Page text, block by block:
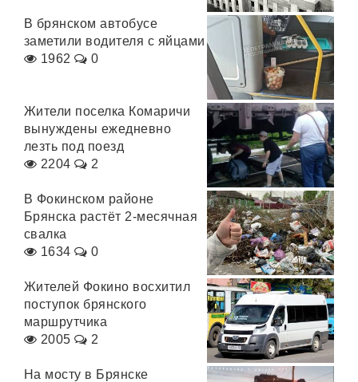
В брянском автобусе
заметили водителя с яйцами
1962
0
Жители поселка Комаричи
вынуждены ежедневно
лезть под поезд
2204
2
В Фокинском районе
Брянска растёт 2-месячная
свалка
1634
0
Жителей Фокино восхитил
поступок брянского
маршрутчика
2005
2
На мосту в Брянске